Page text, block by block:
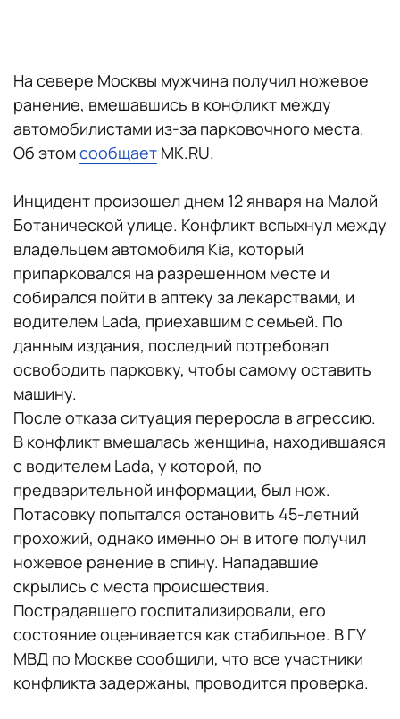
На севере Москвы мужчина получил ножевое
ранение, вмешавшись в конфликт между
автомобилистами из-за парковочного места.
Об этомсообщает MK.RU.
Инцидент произошел днем 12 января на Малой
Ботанической улице. Конфликт вспыхнул между
владельцем автомобиля Kia, который
припарковался на разрешенном месте и
собирался пойти в аптеку за лекарствами, и
водителем Lada, приехавшим с семьей. По
данным издания, последний потребовал
освободить парковку, чтобы самому оставить
машину.
После отказа ситуация переросла в агрессию.
В конфликт вмешалась женщина, находившаяся
с водителем Lada, у которой, по
предварительной информации, был нож.
Потасовку попытался остановить 45-летний
прохожий, однако именно он в итоге получил
ножевое ранение в спину. Нападавшие
скрылись с места происшествия.
Пострадавшего госпитализировали, его
состояние оценивается как стабильное. В ГУ
МВД по Москве сообщили, что все участники
конфликта задержаны, проводится проверка.